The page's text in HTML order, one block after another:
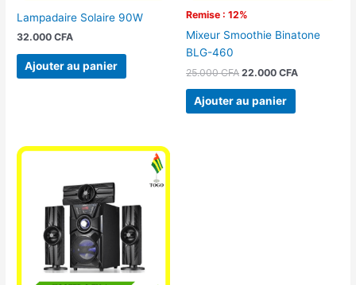
Lampadaire Solaire 90W
32.000CFA
Ajouter au panier
Remise : 12%
Mixeur Smoothie Binatone
BLG-460
25.000CFA 22.000 CFA
Ajouter au panier